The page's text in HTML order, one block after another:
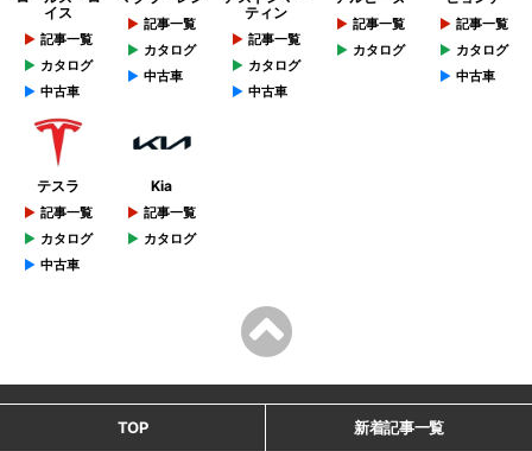
イス
記事一覧
カタログ
中古車
記事一覧
カタログ
中古車
ティン
記事一覧
カタログ
中古車
記事一覧
カタログ
記事一覧
カタログ
中古車
テスラ
記事一覧
カタログ
中古車
Kia
記事一覧
カタログ
TOP 新着記事一覧